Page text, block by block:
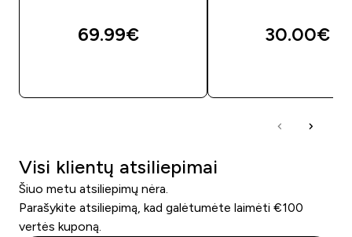
69.99€‎ 30.00€‎
Visi klientų atsiliepimai
Šiuo metu atsiliepimų nėra.
Parašykite atsiliepimą, kad galėtumėte laimėti €100
vertės kuponą.